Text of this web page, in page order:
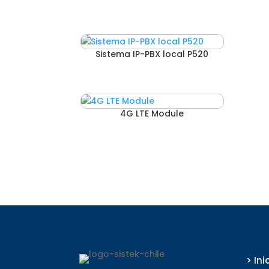
Sistema IP-PBX local P520
4G LTE Module
>